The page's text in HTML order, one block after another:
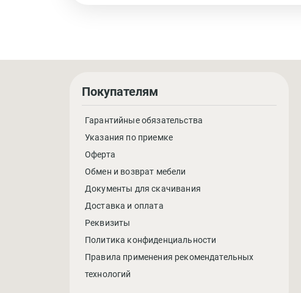
Покупателям
Гарантийные обязательства
Указания по приемке
Оферта
Обмен и возврат мебели
Документы для скачивания
Доставка и оплата
Реквизиты
Политика конфиденциальности
Правила применения рекомендательных
технологий